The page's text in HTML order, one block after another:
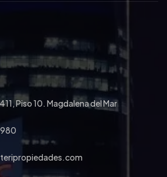
Piso 10. Magdalena del Mar